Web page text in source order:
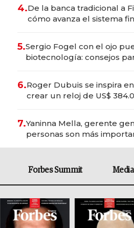
4.De la banca tradicional a
cómo avanza el sistema
5.Sergio Fogel con el ojo
biotecnología: consejos
6.Roger Dubuis se inspira
crear un reloj de US$
7.Yaninna Mella, gerente
personas son más
Forbes Summit